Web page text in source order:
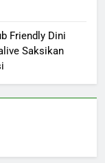
Friendly Dini
Saksikan